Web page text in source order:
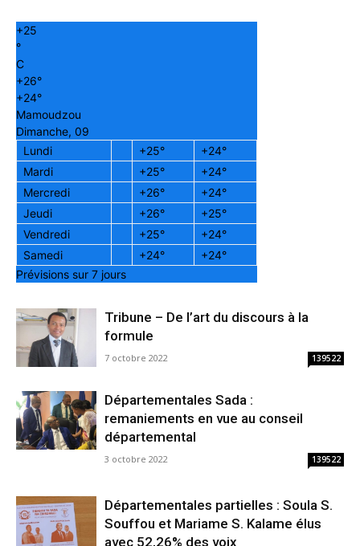
+25
°
C
+26°
+24°
Mamoudzou
Dimanche, 09
Lundi
+25° +24°
Mardi
+25° +24°
Mercredi
+26° +24°
Jeudi
+26° +25°
Vendredi
+25° +24°
Samedi
+24° +24°
Prévisions sur 7 jours
Tribune – De l’art du discours à la
formule
7 octobre 2022 139522
Départementales Sada :
remaniements en vue au conseil
départemental
3 octobre 2022 139522
Départementales partielles : Soula S.
Souffou et Mariame S. Kalame élus
avec 52,26% des voix